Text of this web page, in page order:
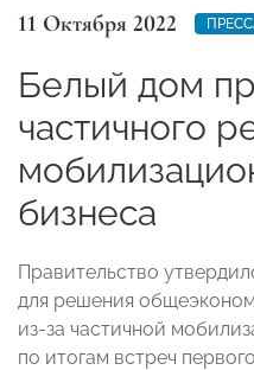
11 Октября 2022
Белый дом
частичного
бизнеса
Правительство
для решения
из-за частичной
по итогам встреч